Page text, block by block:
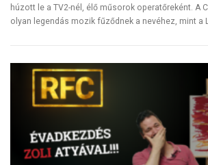
húzott le a TV2-nél, élő műsorok operatőreként. A
olyan legendás mozik fűződnek a nevéhez, mint a